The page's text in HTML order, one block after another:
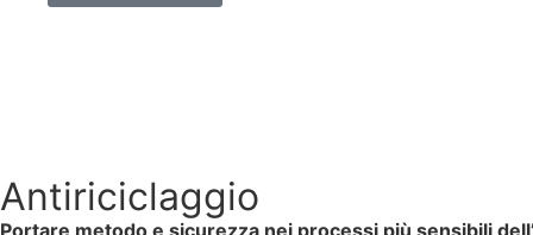
Antiriciclaggio
Portare metodo e sicurezza nei processi più sensibili